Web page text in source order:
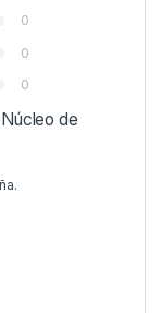
0
0
0
de